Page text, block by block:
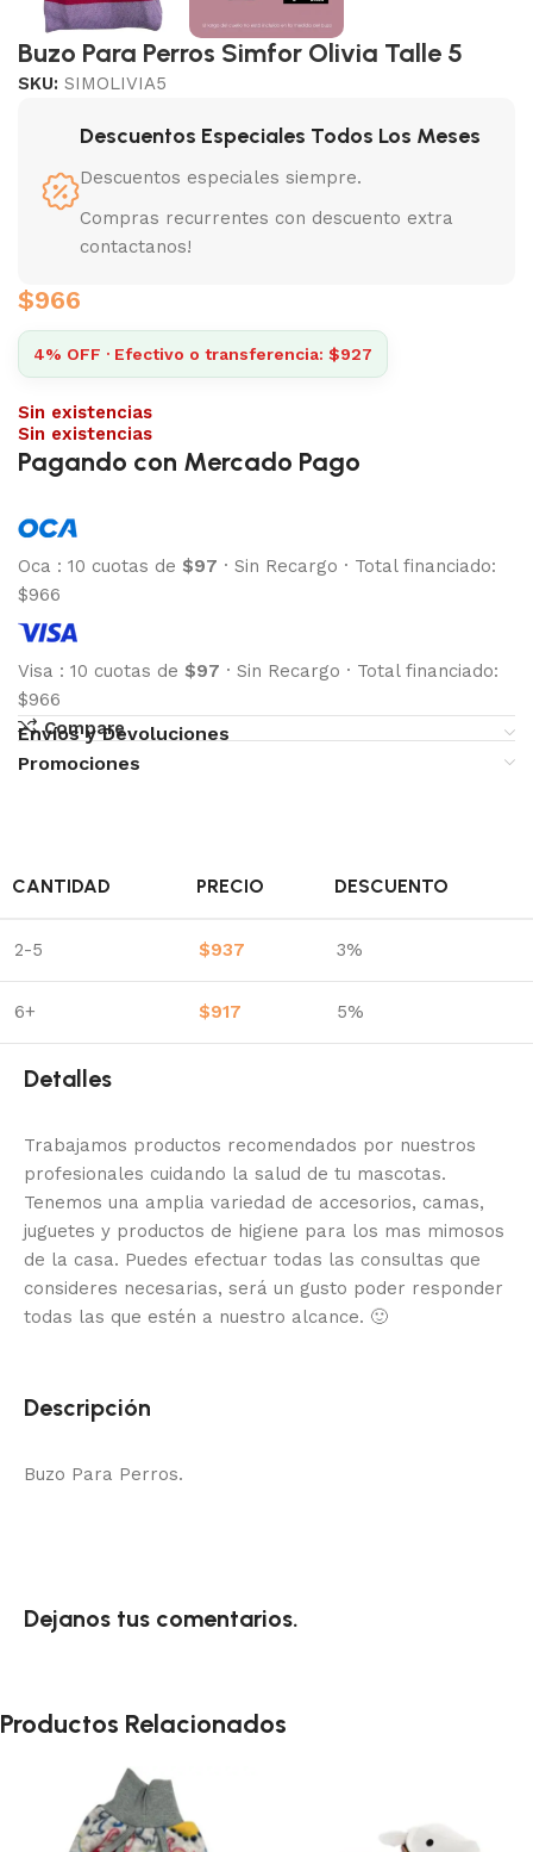
Buzo Para Perros Simfor Olivia Talle 5
SKU: SIMOLIVIA5
Descuentos Especiales Todos Los Meses
Descuentos especiales siempre.
Compras recurrentes con descuento extra
contactanos!
$966
4% OFF · Efectivo o transferencia: $927
Sin existencias
Sin existencias
Pagando con Mercado Pago
Oca : 10 cuotas de $97 · Sin Recargo · Total financiado:
$966
Visa : 10 cuotas de $97 · Sin Recargo · Total financiado:
$966
Compare
Envíos y Devoluciones
Promociones
CANTIDAD PRECIO DESCUENTO
2-5 $937 3%
6+ $917 5%
Detalles
Trabajamos productos recomendados por nuestros
profesionales cuidando la salud de tu mascotas.
Tenemos una amplia variedad de accesorios, camas,
juguetes y productos de higiene para los mas mimosos
de la casa. Puedes efectuar todas las consultas que
consideres necesarias, será un gusto poder responder
todas las que estén a nuestro alcance. 🙂
Descripción
Buzo Para Perros.
Dejanos tus comentarios.
Productos Relacionados